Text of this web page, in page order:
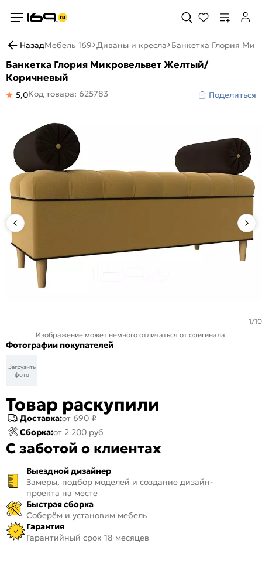
НазадМебель 169 Диваны и кресла Банкетка Глория
Банкетка Глория Микровельвет Желтый/
Коричневый
5,0Код товара: 625783 Поделиться
1/10
Изображение может немного отличаться от оригинала.
Фотографии покупателей
Загрузить
фото
Товар раскупили
Доставка:от 690 ₽
Сборка:от 2 200 руб
С заботой о клиентах
Выездной дизайнер
Замеры, подбор моделей и создание дизайн-
проекта на месте
Быстрая сборка
Соберём и установим мебель
Гарантия
Гарантийный срок 18 месяцев